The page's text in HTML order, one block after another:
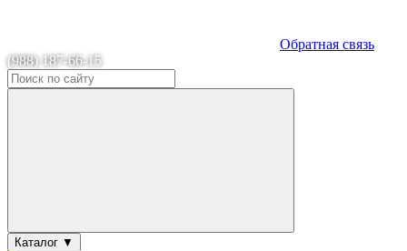
Обратная связь
(988) 187-66-15
Каталог ▼